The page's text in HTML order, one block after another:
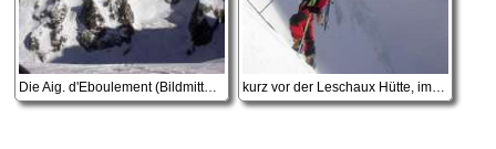
Die Aig. d'Eboulement (Bildmitte) mit markantem SW-Couloir